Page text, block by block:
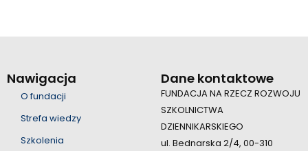
Nawigacja
O fundacji
Strefa wiedzy
Szkolenia
Dane kontaktowe
FUNDACJA NA RZECZ ROZWOJU
SZKOLNICTWA
DZIENNIKARSKIEGO
ul. Bednarska 2/4, 00-310